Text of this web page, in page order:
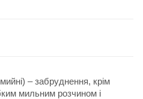
– забруднення, крім
мильним розчином і